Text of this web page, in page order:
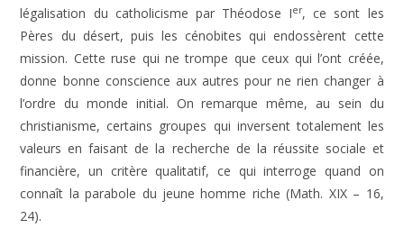
légalisation du catholicisme par Théodose Ier, ce sont les
Pères du désert, puis les cénobites qui endossèrent cette
mission. Cette ruse qui ne trompe que ceux qui l’ont créée,
donne bonne conscience aux autres pour ne rien changer à
l’ordre du monde initial. On remarque même, au sein du
christianisme, certains groupes qui inversent totalement les
valeurs en faisant de la recherche de la réussite sociale et
financière, un critère qualitatif, ce qui interroge quand on
connaît la parabole du jeune homme riche (Math. XIX – 16,
24).